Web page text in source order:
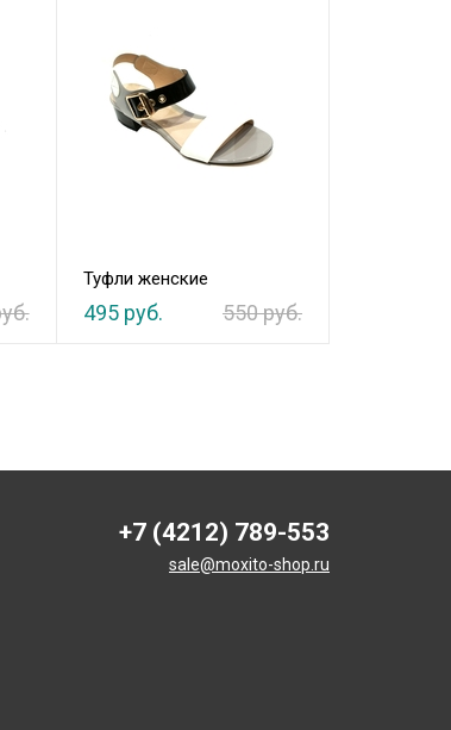
Туфли женские
495 руб. 550 руб.
+7 (4212) 789-553
sale@moxito-shop.ru